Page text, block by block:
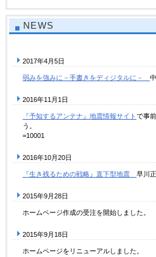
NEWS
2017年4月5日
弱みを強みに－手書きをディジタルに－
2016年11月1日
『予知するアンテナ』地震情報サイトで事
う。 パート
=10001
2016年10月20日
『生き残るための戦略』直下型地震 早川
2015年9月28日
ホームページ作成の受注を開始しました。
2015年9月18日
ホームページをリニューアルしました。